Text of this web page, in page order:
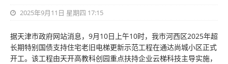
2025年9月11日 星期四 17:15
据天津市政府网站消息，9月10日上午10时，我市河西区2025年超
长期特别国债支持住宅老旧电梯更新示范工程在通达尚城小区正式
开工。该工程由天开高教科创园重点扶持企业云梯科技主导实施，